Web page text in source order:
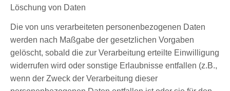
Löschung von Daten
Die von uns verarbeiteten personenbezogenen Daten
werden nach Maßgabe der gesetzlichen Vorgaben
gelöscht, sobald die zur Verarbeitung erteilte Einwilligung
widerrufen wird oder sonstige Erlaubnisse entfallen (z.B.,
wenn der Zweck der Verarbeitung dieser